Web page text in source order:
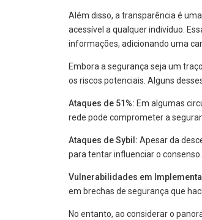
Além disso, a transparência é
acessível a qualquer indivíduo.
informações, adicionando uma
Embora a segurança seja um
os riscos potenciais. Alguns
Ataques de 51%: Em algumas
rede pode comprometer a
Ataques de Sybil: Apesar da
para tentar influenciar o consenso.
Vulnerabilidades em
em brechas de segurança que
No entanto, ao considerar o